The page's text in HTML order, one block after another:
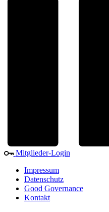
Mitglieder-Login
Impressum
Datenschutz
Good Governance
Kontakt